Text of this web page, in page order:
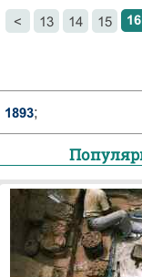
< 13 14 15 16
1893;